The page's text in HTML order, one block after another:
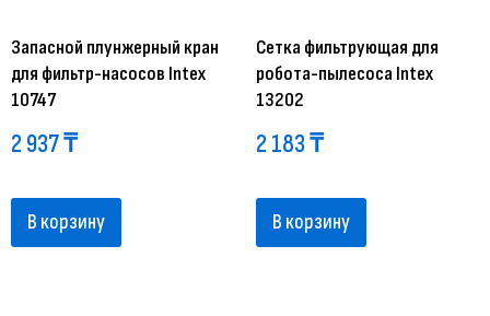
Запасной плунжерный кран
для фильтр-насосов Intex
10747
2 937₸
В корзину
Сетка фильтрующая для
робота-пылесоса Intex
13202
2 183₸
В корзину